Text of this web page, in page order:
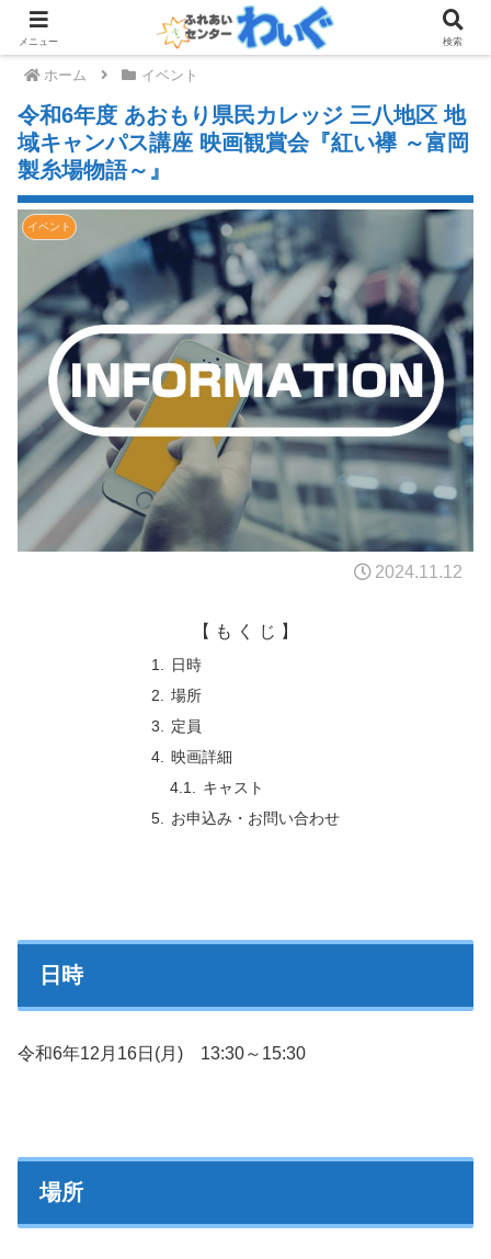
ホーム イベント
令和6年度 あおもり県民カレッジ 三八地区 地
域キャンパス講座 映画観賞会『紅い襷 ～富岡
製糸場物語～』
イベント
2024.11.12
【 も く じ 】
日時
場所
定員
映画詳細
キャスト
お申込み・お問い合わせ
日時
令和6年12月16日(月) 13:30～15:30
場所
メニュー 検索